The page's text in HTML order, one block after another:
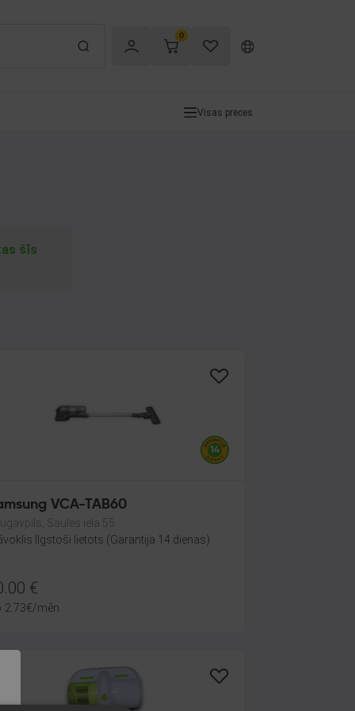
0
Visas preces
šīs
VCA-TAB60
Saules iela 55
Ilgstoši lietots (Garantija 14 dienas)
€
2.73€/mēn.